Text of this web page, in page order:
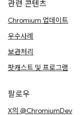
관련 콘텐츠
Chromium 업데이트
우수사례
보관처리
팟캐스트 및 프로그램
팔로우
X의 @ChromiumDev